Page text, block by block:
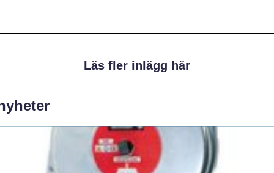
Läs fler inlägg här